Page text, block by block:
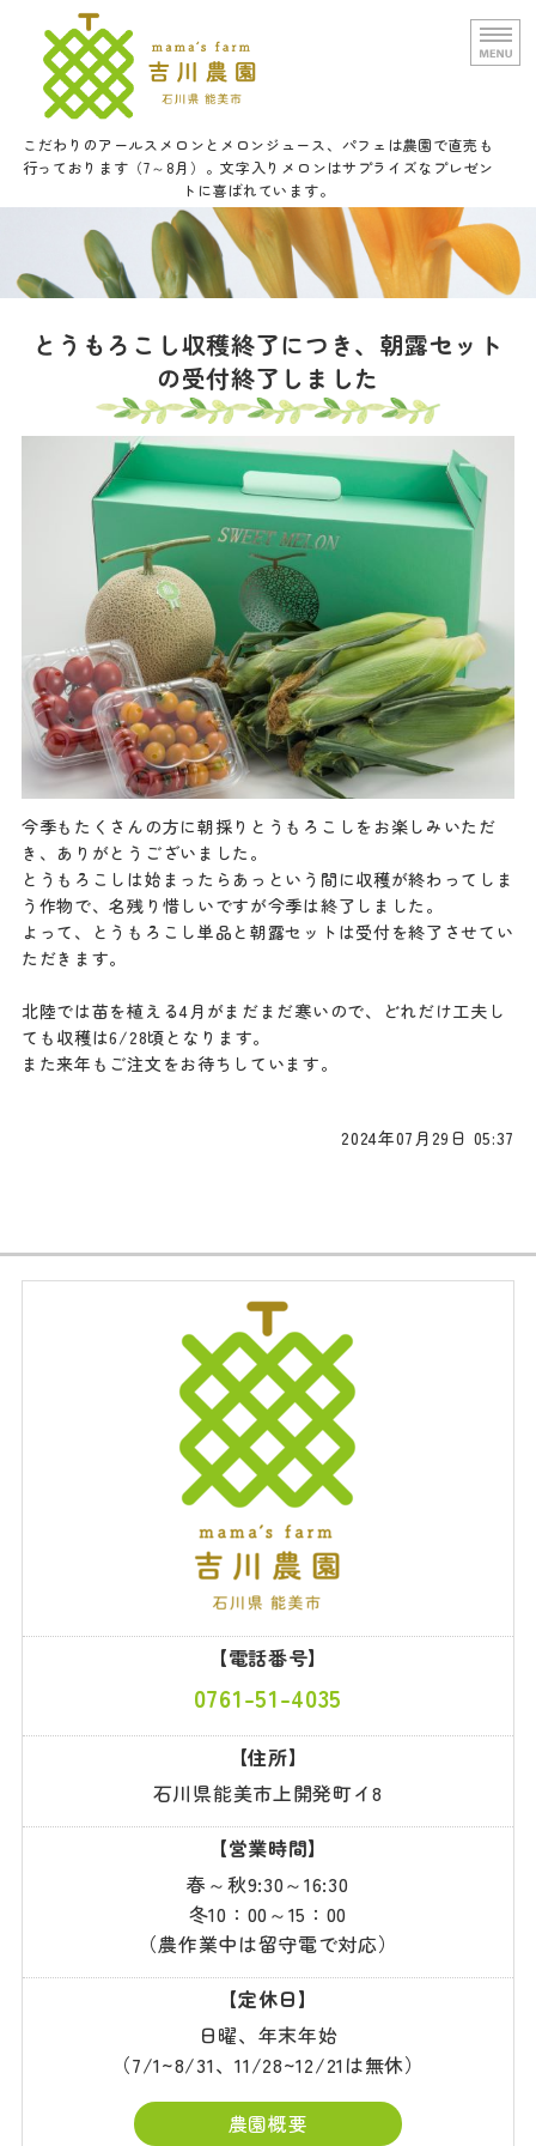
文字入りメロンと甘い野菜の
こだわりのアールスメロンとメロンジュース、パフェは農園で直売も
行っております（7～8月）。文字入りメロンはサプライズなプレゼン
トに喜ばれています。
農園概要
通信販売
口福メロンパフェについて
お問い合せ
とうもろこし収穫終了につき、朝露セット
の受付終了しました
今季もたくさんの方に朝採りとうもろこしをお楽しみいただ
き、ありがとうございました。
とうもろこしは始まったらあっという間に収穫が終わってしま
う作物で、名残り惜しいですが今季は終了しました。
よって、とうもろこし単品と朝露セットは受付を終了させてい
ただきます。
北陸では苗を植える4月がまだまだ寒いので、どれだけ工夫し
ても収穫は6/28頃となります。
また来年もご注文をお待ちしています。
2024年07月29日 05:37
【電話番号】
0761-51-4035
【住所】
石川県能美市上開発町イ8
【営業時間】
春～秋9:30～16:30
冬10：00～15：00
（農作業中は留守電で対応）
【定休日】
日曜、年末年始
（7/1~8/31、11/28~12/21は無休）
農園概要